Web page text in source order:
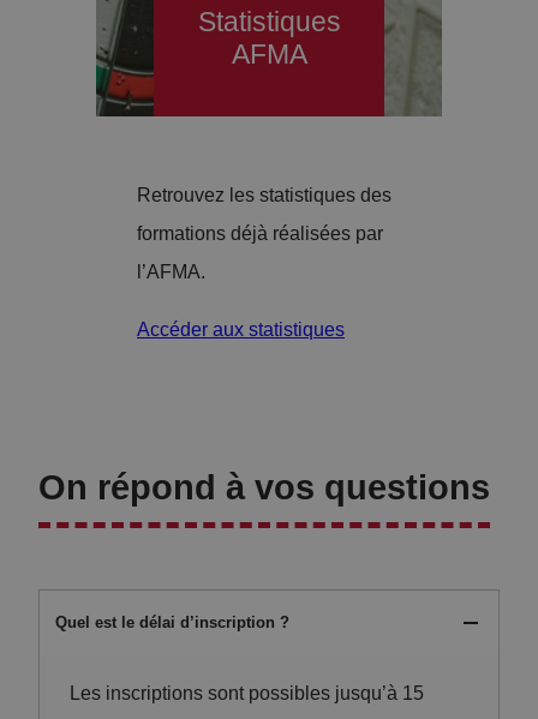
Statistiques
AFMA
Retrouvez les statistiques des
formations déjà réalisées par
l’AFMA.
Accéder aux statistiques
On répond à vos questions
Quel est le délai d’inscription ?
Les inscriptions sont possibles jusqu’à 15